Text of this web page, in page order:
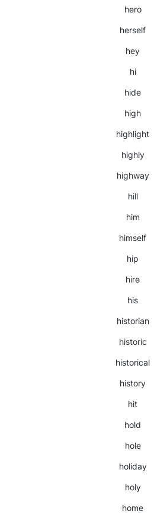
hero
herself
hey
hi
hide
high
highlight
highly
highway
hill
him
himself
hip
hire
his
historian
historic
historical
history
hit
hold
hole
holiday
holy
home